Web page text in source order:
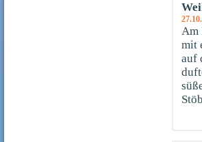
Am
mit
auf